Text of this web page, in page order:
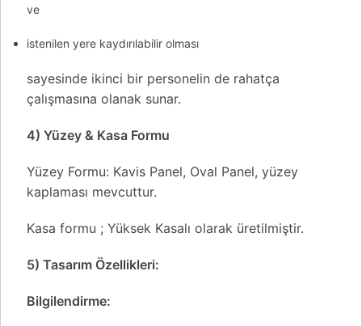
ve
istenilen yere kaydırılabilir olması
sayesinde ikinci bir personelin de rahatça
çalışmasına olanak sunar.
4) Yüzey & Kasa Formu
Yüzey Formu: Kavis Panel, Oval Panel, yüzey
kaplaması mevcuttur.
Kasa formu ; Yüksek Kasalı olarak üretilmiştir.
5) Tasarım Özellikleri:
Bilgilendirme: